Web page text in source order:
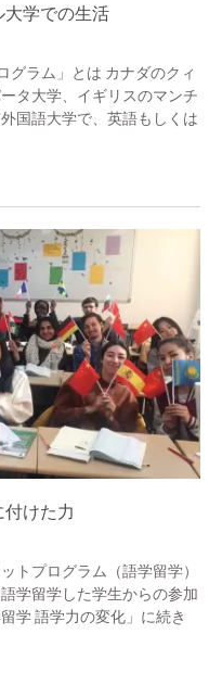
大学での生活
グラム」とは カナダのクィ
タ大学、イギリスのマンチ
国語大学で、英語もしくは
けた力
トプログラム（語学留学）
学留学した学生からの参加
学 語学力の変化」に続き